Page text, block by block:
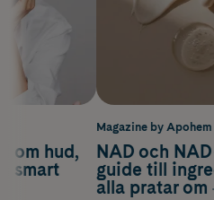
om hud,
smart
Magazine by Apohem
NAD och
guide till
alla pratar om